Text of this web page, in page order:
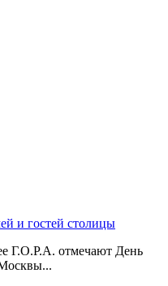
и гостей столицы
Г.О.Р.А. отмечают День